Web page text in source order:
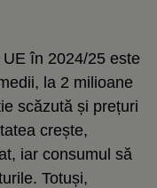
în 2024/25 este
la 2 milioane
scăzută și prețuri
crește,
iar consumul să
Totuși,